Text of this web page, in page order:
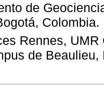
de
Colombia.
Rennes,
de